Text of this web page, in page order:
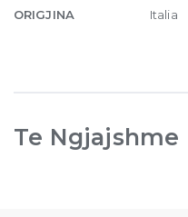
ORIGJINA Italia
Te Ngjajshme